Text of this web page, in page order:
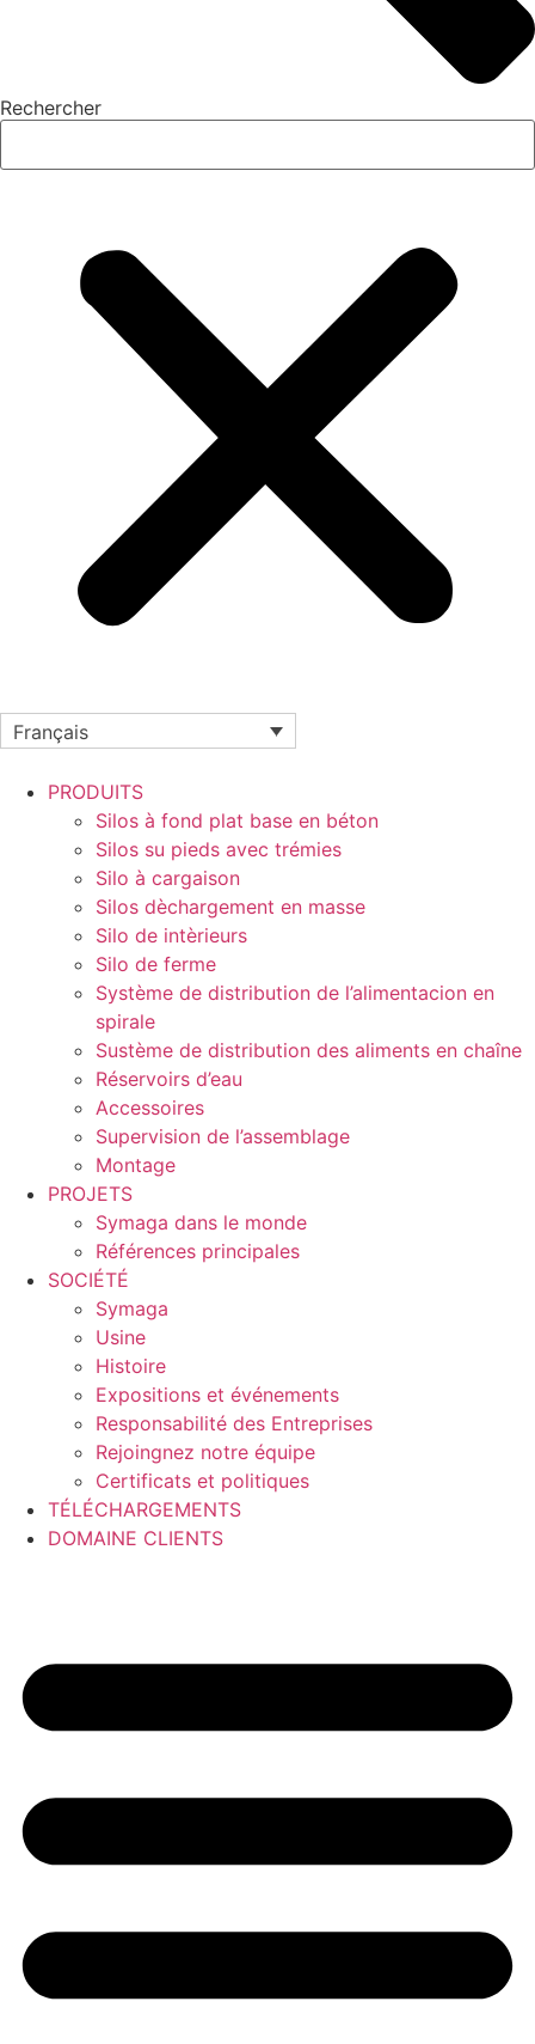
Rechercher
Français
PRODUITS
Silos à fond plat base en béton
Silos su pieds avec trémies
Silo à cargaison
Silos dèchargement en masse
Silo de intèrieurs
Silo de ferme
Système de distribution de l’alimentacion en
spirale
Sustème de distribution des aliments en chaîne
Réservoirs d’eau
Accessoires
Supervision de l’assemblage
Montage
PROJETS
Symaga dans le monde
Références principales
SOCIÉTÉ
Symaga
Usine
Histoire
Expositions et événements
Responsabilité des Entreprises
Rejoingnez notre équipe
Certificats et politiques
TÉLÉCHARGEMENTS
DOMAINE CLIENTS